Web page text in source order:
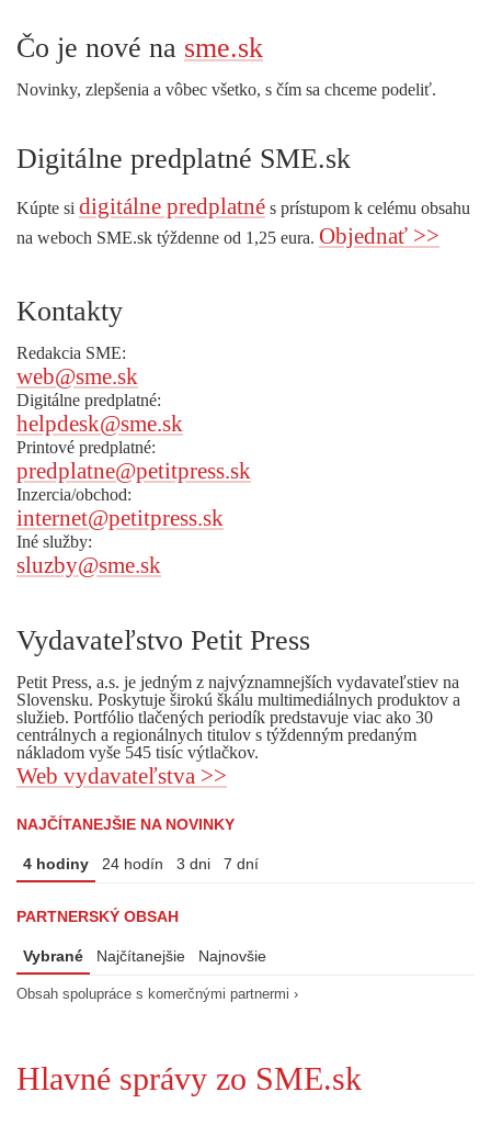
Čo je nové na sme.sk
Novinky, zlepšenia a vôbec všetko, s čím sa chceme podeliť.
Digitálne predplatné SME.sk
Kúpte si digitálne predplatné s prístupom k celému obsahu
na weboch SME.sk týždenne od 1,25 eura. Objednať >>
Kontakty
Redakcia SME:
web@sme.sk
Digitálne predplatné:
helpdesk@sme.sk
Printové predplatné:
predplatne@petitpress.sk
Inzercia/obchod:
internet@petitpress.sk
Iné služby:
sluzby@sme.sk
Vydavateľstvo Petit Press
Petit Press, a.s. je jedným z najvýznamnejších vydavateľstiev na
Slovensku. Poskytuje širokú škálu multimediálnych produktov a
služieb. Portfólio tlačených periodík predstavuje viac ako 30
centrálnych a regionálnych titulov s týždenným predaným
nákladom vyše 545 tisíc výtlačkov.
Web vydavateľstva >>
NAJČÍTANEJŠIE NA NOVINKY
4 hodiny 24 hodín 3 dni 7 dní
PARTNERSKÝ OBSAH
Vybrané Najčítanejšie Najnovšie
Obsah spolupráce s komerčnými partnermi ›
Hlavné správy zo SME.sk